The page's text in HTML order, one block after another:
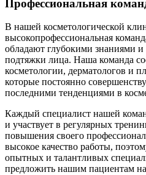
Профессиональная
В нашей косметологической
высокопрофессиональная
обладают глубокими знаниями
подтяжки лица. Наша команда
косметологии, дерматологов и
которые постоянно
последними тенденциями в
Каждый специалист нашей
и участвует в регулярных
повышения своего
высокое качество работы,
опытных и талантливых
предложить нашим пациентам